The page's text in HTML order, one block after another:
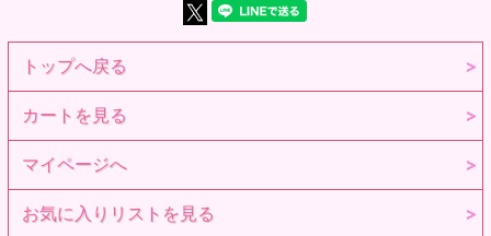
トップへ戻る
カートを見る
マイページへ
お気に入りリストを見る